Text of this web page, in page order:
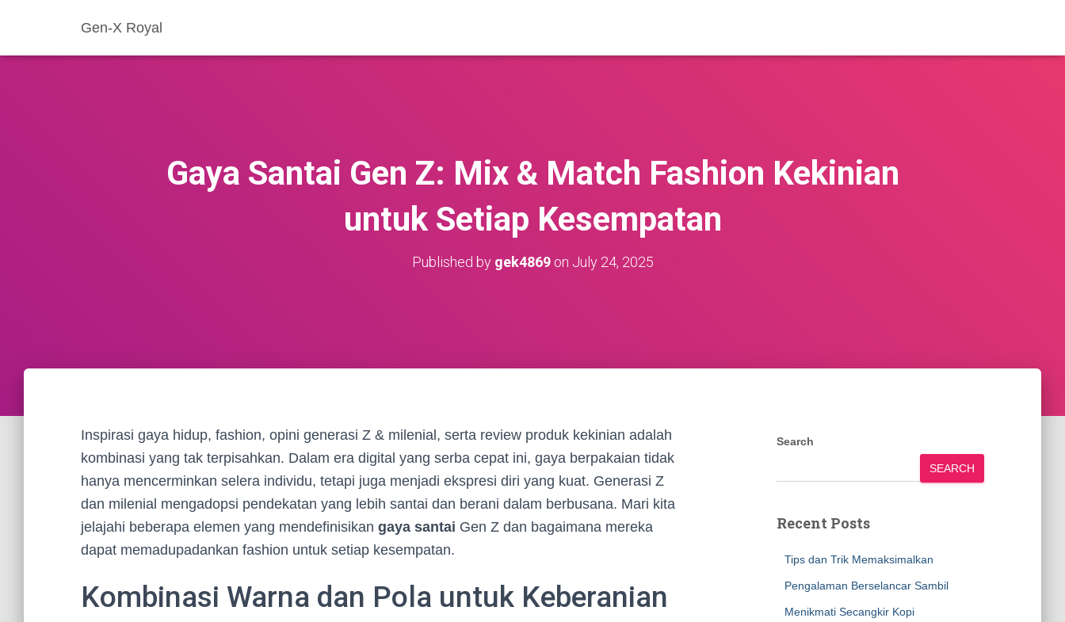
Gen-X Royal
Gaya Santai Gen Z: Mix & Match Fashion Kekinian
untuk Setiap Kesempatan
Published by gek4869on July 24, 2025
Inspirasi gaya hidup, fashion, opini generasi Z & milenial, serta review produk kekinian adalah
kombinasi yang tak terpisahkan. Dalam era digital yang serba cepat ini, gaya berpakaian tidak
hanya mencerminkan selera individu, tetapi juga menjadi ekspresi diri yang kuat. Generasi Z
dan milenial mengadopsi pendekatan yang lebih santai dan berani dalam berbusana. Mari kita
jelajahi beberapa elemen yang mendefinisikan gaya santai Gen Z dan bagaimana mereka
dapat memadupadankan fashion untuk setiap kesempatan.
Kombinasi Warna dan Pola untuk Keberanian
Search
SEARCH
Recent Posts
Tips dan Trik Memaksimalkan
Pengalaman Berselancar Sambil
Menikmati Secangkir Kopi